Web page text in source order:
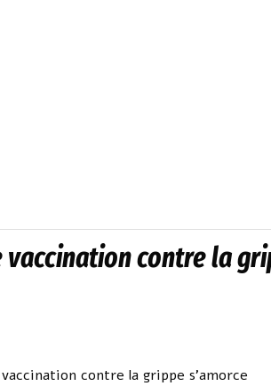
vaccination contre la
contre la grippe s'amorce